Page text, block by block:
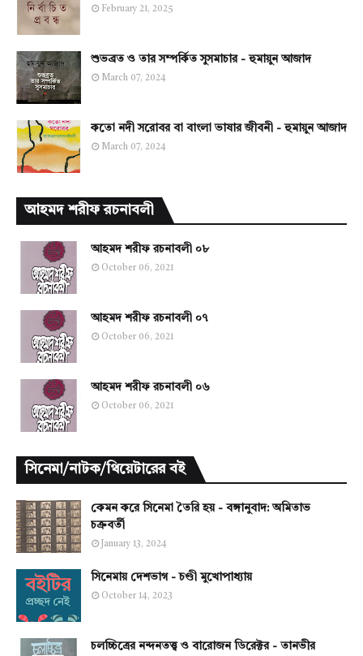
February 21, 2025
শুভব্রত ও তার সম্পর্কিত সুসমাচার - হুমায়ুন আজাদ
March 07, 2024
কতো নদী সরোবর বা বাংলা ভাষার জীবনী - হুমায়ুন আজাদ
March 07, 2024
আহমদ শরীফ রচনাবলী
আহমদ শরীফ রচনাবলী ০৮
October 06, 2021
আহমদ শরীফ রচনাবলী ০৭
October 06, 2021
আহমদ শরীফ রচনাবলী ০৬
October 06, 2021
সিনেমা/নাটক/থিয়েটারের বই
কেমন করে সিনেমা তৈরি হয় - বঙ্গানুবাদ: অমিতাভ
চক্রবর্তী
January 13, 2024
সিনেমায় দেশভাগ - চণ্ডী মুখোপাধ্যায়
October 14, 2023
চলচ্চিত্রের নন্দনতত্ত্ব ও বারোজন ডিরেক্টর - তানভীর